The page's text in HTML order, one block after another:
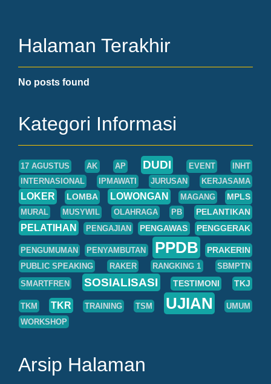
Halaman Terakhir
No posts found
Kategori Informasi
17 AGUSTUS AK AP DUDI EVENT
INHT
INTERNASIONAL
IPMAWATI JURUSAN KERJASAMA
LOKER LOMBA LOWONGAN MAGANG MPLS
MURAL MUSYWIL OLAHRAGA PB PELANTIKAN
PELATIHAN PENGAJIAN PENGAWAS PENGGERAK
PENGUMUMAN PENYAMBUTAN PPDB PRAKERIN
PUBLIC SPEAKING RAKER RANGKING 1
SBMPTN
SMARTFREN
SOSIALISASI TESTIMONI TKJ
TKM TKR TRAINING TSM UJIAN
UMUM
WORKSHOP
Arsip Halaman